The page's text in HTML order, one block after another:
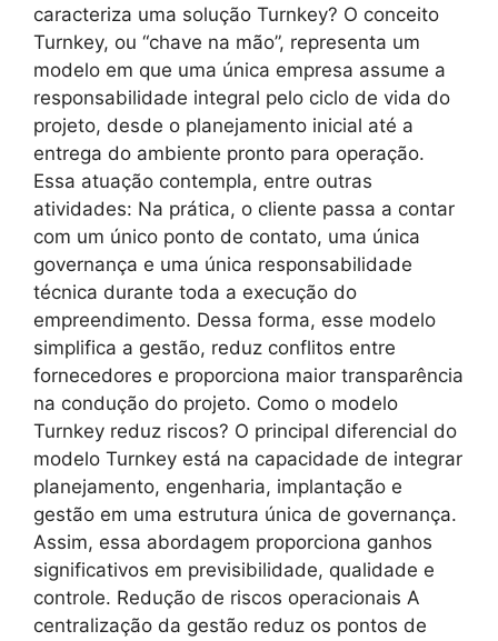
caracteriza uma solução Turnkey? O conceito
Turnkey, ou “chave na mão”, representa um
modelo em que uma única empresa assume a
responsabilidade integral pelo ciclo de vida do
projeto, desde o planejamento inicial até a
entrega do ambiente pronto para operação.
Essa atuação contempla, entre outras
atividades: Na prática, o cliente passa a contar
com um único ponto de contato, uma única
governança e uma única responsabilidade
técnica durante toda a execução do
empreendimento. Dessa forma, esse modelo
simplifica a gestão, reduz conflitos entre
fornecedores e proporciona maior transparência
na condução do projeto. Como o modelo
Turnkey reduz riscos? O principal diferencial do
modelo Turnkey está na capacidade de integrar
planejamento, engenharia, implantação e
gestão em uma estrutura única de governança.
Assim, essa abordagem proporciona ganhos
significativos em previsibilidade, qualidade e
controle. Redução de riscos operacionais A
centralização da gestão reduz os pontos de